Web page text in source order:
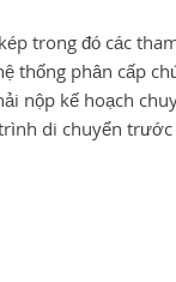
trong đó các
thống phân cấp
nộp kế hoạch
di chuyển